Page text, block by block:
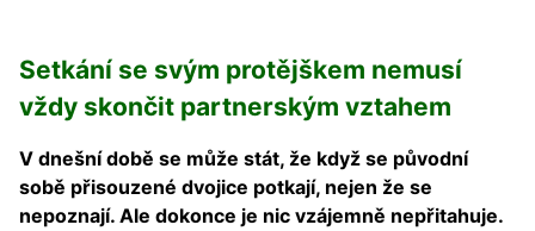
Setkání se svým protějškem nemusí
vždy skončit partnerským vztahem
V dnešní době se může stát, že když se původní
sobě přisouzené dvojice potkají, nejen že se
nepoznají. Ale dokonce je nic vzájemně nepřitahuje.